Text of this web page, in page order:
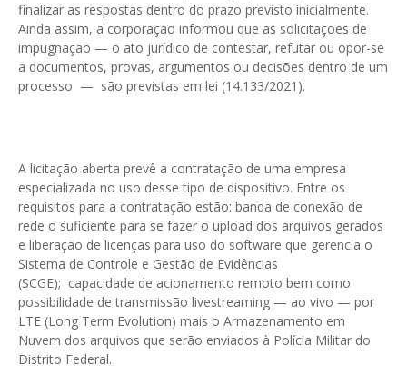
finalizar as respostas dentro do prazo previsto inicialmente.
Ainda assim, a corporação informou que as solicitações de
impugnação — o ato jurídico de contestar, refutar ou opor-se
a documentos, provas, argumentos ou decisões dentro de um
processo — são previstas em lei (14.133/2021).
A licitação aberta prevê a contratação de uma empresa
especializada no uso desse tipo de dispositivo. Entre os
requisitos para a contratação estão: banda de conexão de
rede o suficiente para se fazer o upload dos arquivos gerados
e liberação de licenças para uso do software que gerencia o
Sistema de Controle e Gestão de Evidências
(SCGE); capacidade de acionamento remoto bem como
possibilidade de transmissão livestreaming — ao vivo — por
LTE (Long Term Evolution) mais o Armazenamento em
Nuvem dos arquivos que serão enviados à Polícia Militar do
Distrito Federal.